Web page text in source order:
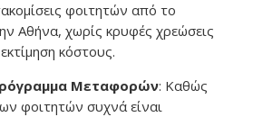
φοιτητών από το
Αθήνα, χωρίς κρυφές χρεώσεις
κόστους.
Μεταφορών: Καθώς
φοιτητών συχνά είναι